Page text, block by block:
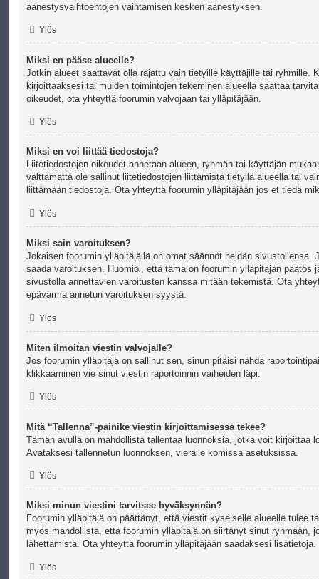
äänestysvaihtoehtojen vaihtamisen kesken äänestyksen.
Ylös
Miksi en pääse alueelle?
Jotkin alueet saattavat olla rajattu vain tietyille käyttäjille tai ryhmille.
kirjoittaaksesi tai muiden toimintojen tekeminen alueella saattaa
oikeudet, ota yhteyttä foorumin valvojaan tai ylläpitäjään.
Ylös
Miksi en voi liittää tiedostoja?
Liitetiedostojen oikeudet annetaan alueen, ryhmän tai käyttäjän
välttämättä ole sallinut liitetiedostojen liittämistä tietyllä alueella tai
liittämään tiedostoja. Ota yhteyttä foorumin ylläpitäjään jos et tiedä
Ylös
Miksi sain varoituksen?
Jokaisen foorumin ylläpitäjällä on omat säännöt heidän sivustollensa.
saada varoituksen. Huomioi, että tämä on foorumin ylläpitäjän päätös
sivustolla annettavien varoitusten kanssa mitään tekemistä. Ota
epävarma annetun varoituksen syystä.
Ylös
Miten ilmoitan viestin valvojalle?
Jos foorumin ylläpitäjä on sallinut sen, sinun pitäisi nähdä
klikkaaminen vie sinut viestin raportoinnin vaiheiden läpi.
Ylös
Mitä “Tallenna”-painike viestin kirjoittamisessa tekee?
Tämän avulla on mahdollista tallentaa luonnoksia, jotka voit kirjoittaa
Avataksesi tallennetun luonnoksen, vieraile komissa asetuksissa.
Ylös
Miksi minun viestini tarvitsee hyväksynnän?
Foorumin ylläpitäjä on päättänyt, että viestit kyseiselle alueelle tulee
myös mahdollista, että foorumin ylläpitäjä on siirtänyt sinut ryhmään,
lähettämistä. Ota yhteyttä foorumin ylläpitäjään saadaksesi lisätietoja.
Ylös